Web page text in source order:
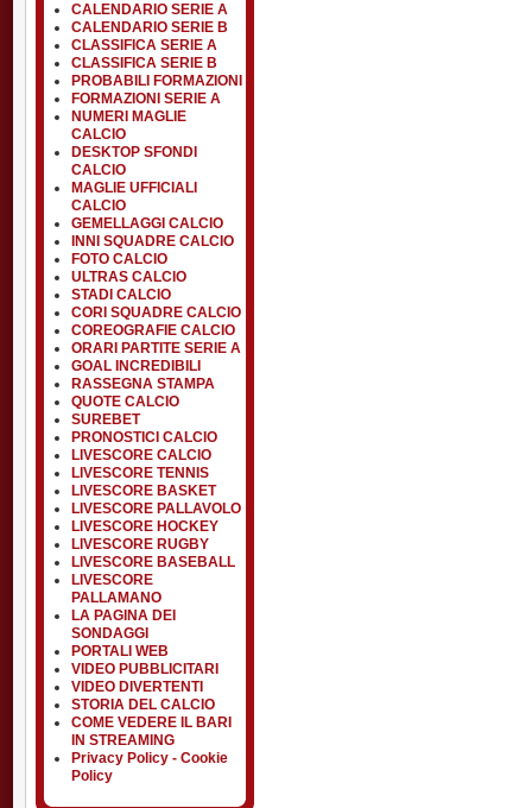
CALENDARIO SERIE A
CALENDARIO SERIE B
CLASSIFICA SERIE A
CLASSIFICA SERIE B
PROBABILI FORMAZIONI
FORMAZIONI SERIE A
NUMERI MAGLIE
CALCIO
DESKTOP SFONDI
CALCIO
MAGLIE UFFICIALI
CALCIO
GEMELLAGGI CALCIO
INNI SQUADRE CALCIO
FOTO CALCIO
ULTRAS CALCIO
STADI CALCIO
CORI SQUADRE CALCIO
COREOGRAFIE CALCIO
ORARI PARTITE SERIE A
GOAL INCREDIBILI
RASSEGNA STAMPA
QUOTE CALCIO
SUREBET
PRONOSTICI CALCIO
LIVESCORE CALCIO
LIVESCORE TENNIS
LIVESCORE BASKET
LIVESCORE PALLAVOLO
LIVESCORE HOCKEY
LIVESCORE RUGBY
LIVESCORE BASEBALL
LIVESCORE
PALLAMANO
LA PAGINA DEI
SONDAGGI
PORTALI WEB
VIDEO PUBBLICITARI
VIDEO DIVERTENTI
STORIA DEL CALCIO
COME VEDERE IL BARI
IN STREAMING
Privacy Policy - Cookie
Policy